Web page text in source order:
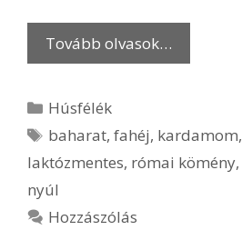
Tovább olvasok…
Kategória
Húsfélék
Címkék
baharat,fahéj, kardamom,
laktózmentes, római kömény,
nyúl
Hozzászólás